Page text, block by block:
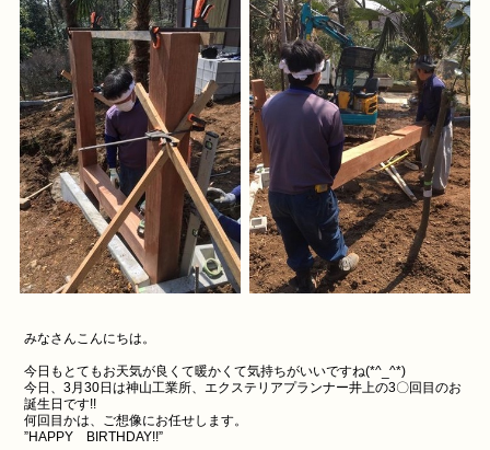
みなさんこんにちは。
今日もとてもお天気が良くて暖かくて気持ちがいいですね(*^_^*)
今日、3月30日は神山工業所、エクステリアプランナー井上の3〇回目のお
誕生日です!!
何回目かは、ご想像にお任せします。
”HAPPY BIRTHDAY!!”